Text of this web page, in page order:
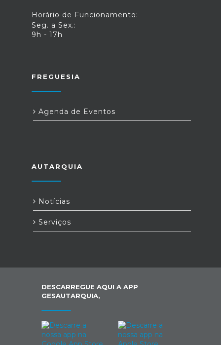
Horário de Funcionamento:
Seg. a Sex.:
9h - 17h
FREGUESIA
Agenda de Eventos
AUTARQUIA
Notícias
Serviços
DESCARREGUE AQUI A APP
GESAUTARQUIA,